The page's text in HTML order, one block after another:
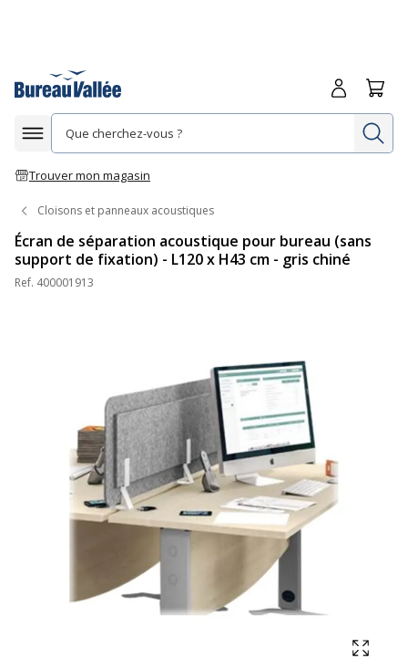
Afficher la navigation
Trouver mon magasin
Me
Cloisons et panneaux acoustiques
Écran de séparation acoustique pour bureau (sans
support de fixation) - L120 x H43 cm - gris chiné
Ref. 400001913